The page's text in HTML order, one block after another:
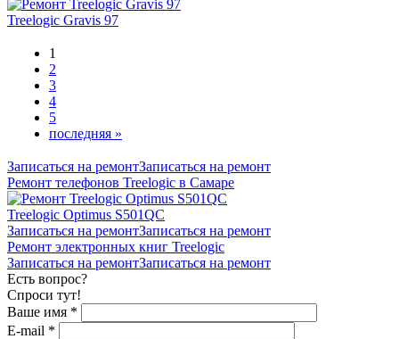
Treelogic Gravis 97
1
2
3
4
5
последняя »
Записаться на ремонтЗаписаться на ремонт
Ремонт телефонов Treelogic в Самаре
Treelogic Optimus S501QC
Записаться на ремонтЗаписаться на ремонт
Ремонт электронных книг Treelogic
Записаться на ремонтЗаписаться на ремонт
Есть вопрос?
Спроси тут!
Ваше имя *
E-mail *